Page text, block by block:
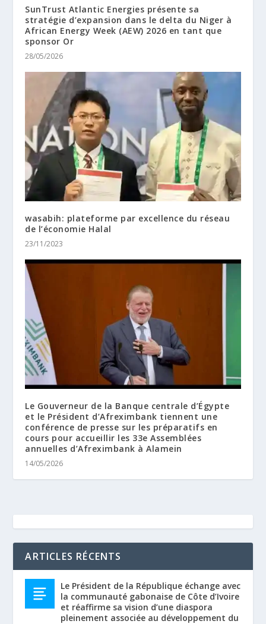
SunTrust Atlantic Energies présente sa
stratégie d’expansion dans le delta du Niger à
African Energy Week (AEW) 2026 en tant que
sponsor Or
28/05/2026
wasabih: plateforme par excellence du réseau
de l’économie Halal
23/11/2023
Le Gouverneur de la Banque centrale d’Égypte
et le Président d’Afreximbank tiennent une
conférence de presse sur les préparatifs en
cours pour accueillir les 33e Assemblées
annuelles d’Afreximbank à Alamein
14/05/2026
ARTICLES RÉCENTS
Le Président de la République échange avec
la communauté gabonaise de Côte d’Ivoire
et réaffirme sa vision d’une diaspora
pleinement associée au développement du